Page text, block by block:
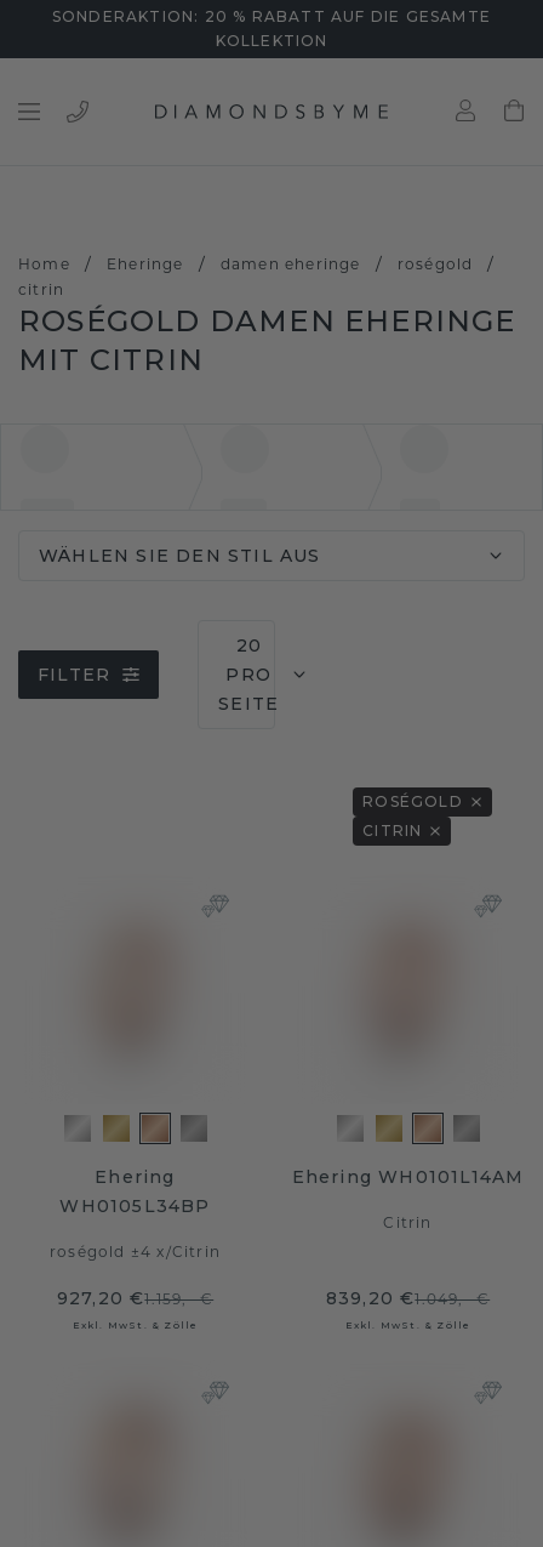
SONDERAKTION: 20 % RABATT AUF DIE GESAMTE
KOLLEKTION
Home / Eheringe / damen eheringe / roségold /
citrin
ROSÉGOLD DAMEN EHERINGE
MIT CITRIN
WÄHLEN SIE DEN STIL AUS
FILTER
20
PRO
SEITE
ROSÉGOLD
CITRIN
Ehering
WH0105L34BP
roségold ±4 x/Citrin
927,20 €1.159,- €
Exkl. MwSt. & Zölle
Ehering WH0101L14AM
Citrin
839,20 €1.049,- €
Exkl. MwSt. & Zölle